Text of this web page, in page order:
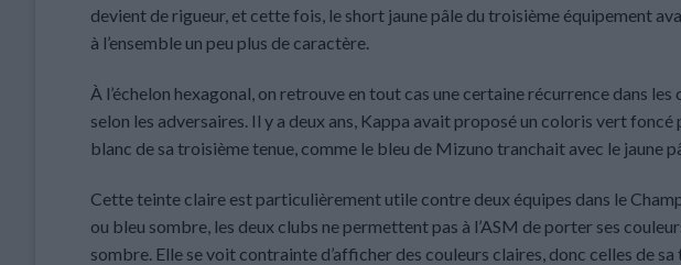
devient de rigueur, et cette fois, le short jaune pâle du troisième équipement
à l’ensemble un peu plus de caractère.
À l’échelon hexagonal, on retrouve en tout cas une certaine récurrence dans
selon les adversaires. Il y a deux ans, Kappa avait proposé un coloris vert
blanc de sa troisième tenue, comme le bleu de Mizuno tranchait avec le jaune
Cette teinte claire est particulièrement utile contre deux équipes dans le
ou bleu sombre, les deux clubs ne permettent pas à l’ASM de porter ses
sombre. Elle se voit contrainte d’afficher des couleurs claires, donc celles de sa